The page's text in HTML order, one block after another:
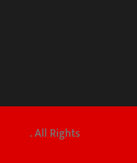
. All Rights